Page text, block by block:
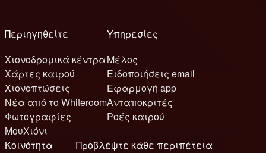
Περιηγηθείτε
Χιονοδρομικά κέντρα
Χάρτες καιρού
Χιονοπτώσεις
Νέα από το Whiteroom
Φωτογραφίες
ΜουΧιόνι
Υπηρεσίες
Μέλος
Ειδοποιήσεις email
Εφαρμογή app
Ανταποκριτές
Ροές καιρού
Κοινότητα
Προβλέψτε κάθε περιπέτεια